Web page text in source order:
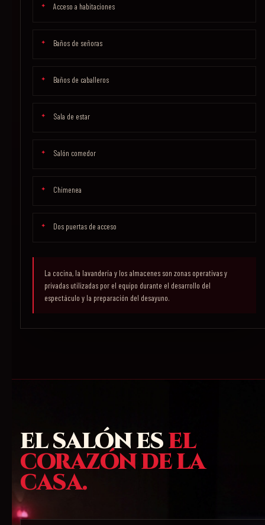
Acceso a habitaciones
Baños de señoras
Baños de caballeros
Sala de estar
Salón comedor
Chimenea
Dos puertas de acceso
La cocina, la lavandería y los almacenes son zonas operativas y
privadas utilizadas por el equipo durante el desarrollo del
espectáculo y la preparación del desayuno.
EL SALÓN ESEL
CORAZÓN DE LA
CASA.